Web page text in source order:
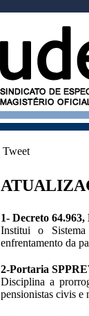
Tweet
1- Decreto
Institui o
enfrentamento da
2-Portaria
Disciplina a
pensionistas civis e